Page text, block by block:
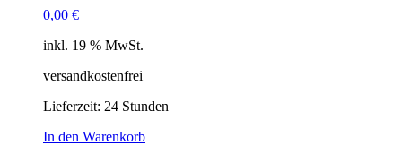
0,00 €
inkl. 19 % MwSt.
versandkostenfrei
Lieferzeit: 24 Stunden
In den Warenkorb